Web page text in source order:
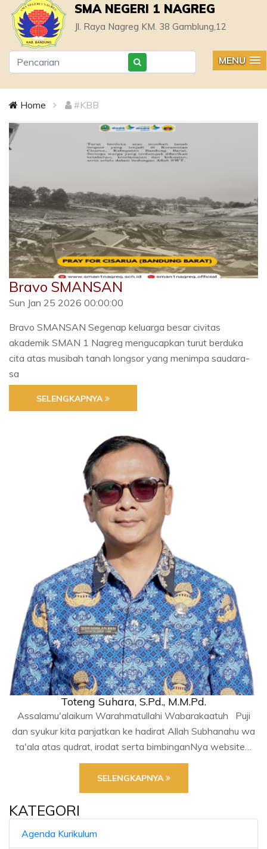
SMA NEGERI 1 NAGREG
Jl. Raya Nagreg KM. 38 Gamblung,12
MENU
Home #KBB
Bravo SMANSAN
Sun Jan 25 2026 00:00:00
Bravo SMANSAN Segenap keluarga besar civitas
akademik SMAN 1 Nagreg mengucapkan turut berduka
cita atas musibah tanah longsor yang menimpa saudara-
sa
SELENGKAPNYA
Toteng Suhara, S.Pd., M.M.Pd.
Assalamu'alaikum Warahmatullahi Wabarakaatuh Puji
dan syukur kita panjatkan ke hadirat Allah Subhanahu wa
ta'ala atas qudrat, irodat serta bimbinganNya website…
SELENGKAPNYA
KATEGORI
Agenda Kurikulum